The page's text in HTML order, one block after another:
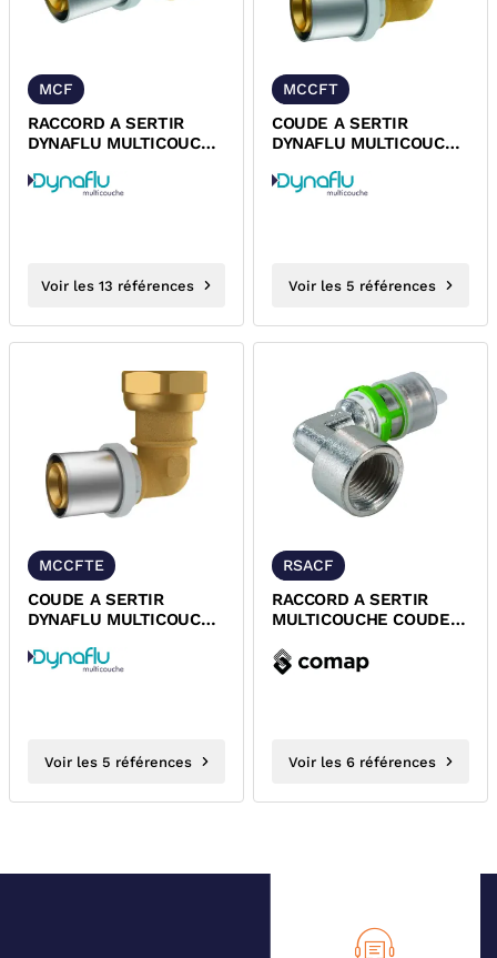
MCF
RACCORD A SERTIR
DYNAFLU MULTICOUCHE
TOURNANT
Voir les 13 références
MCCFT
COUDE A SERTIR
DYNAFLU MULTICOUCHE
TOURNANT JOINT PTFE
Voir les 5 références
MCCFTE
COUDE A SERTIR
DYNAFLU MULTICOUCHE
TOURNANT JOINT EPDM
Voir les 5 références
RSACF
RACCORD A SERTIR
MULTICOUCHE COUDE
COMAP 7090GW
Voir les 6 références